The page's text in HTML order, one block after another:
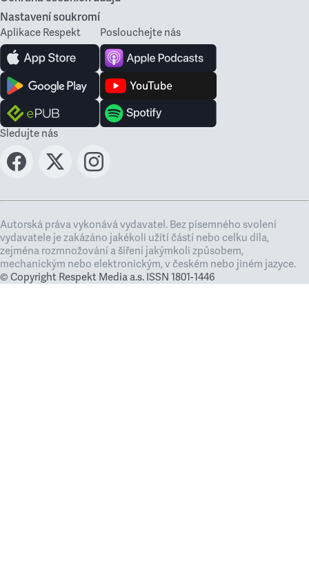
Nastavení soukromí
Aplikace Respekt Poslouchejte nás
Sledujte nás
Autorská práva vykonává vydavatel. Bez písemného svolení
vydavatele je zakázáno jakékoli užití částí nebo celku díla,
zejména rozmnožování a šíření jakýmkoli způsobem,
mechanickým nebo elektronickým, v českém nebo jiném jazyce.
© Copyright Respekt Media a.s. ISSN 1801-1446